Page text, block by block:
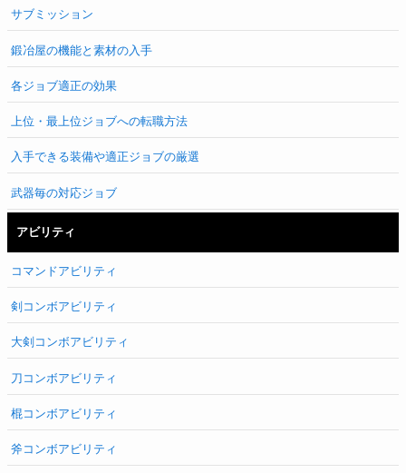
サブミッション
鍛冶屋の機能と素材の入手
各ジョブ適正の効果
上位・最上位ジョブへの転職方法
入手できる装備や適正ジョブの厳選
武器毎の対応ジョブ
アビリティ
コマンドアビリティ
剣コンボアビリティ
大剣コンボアビリティ
刀コンボアビリティ
棍コンボアビリティ
斧コンボアビリティ